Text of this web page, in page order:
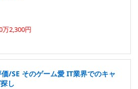
万2,300円
/SE そのゲーム愛 IT業界でのキャ
し